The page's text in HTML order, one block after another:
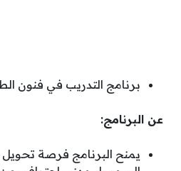
برنامج التدريب في فنون
عن البرنامج:
يمنح البرنامج فرصة